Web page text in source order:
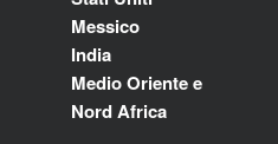
Messico
India
Medio Oriente e
Nord Africa